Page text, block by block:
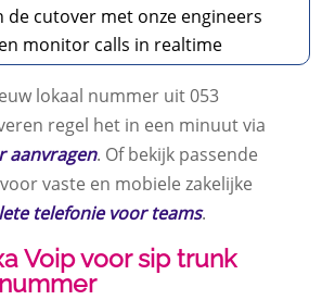
de cutover met onze engineers
monitor calls in realtime
lokaal nummer uit 053
regel het in een minuut via
aanvragen.​ Of bekijk passende
vaste en mobiele zakelijke
telefonie voor teams.​
Voip voor sip trunk